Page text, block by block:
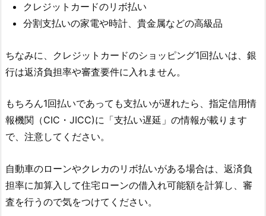
クレジットカードのリボ払い
分割支払いの家電や時計、貴金属などの高級品
ちなみに、クレジットカードのショッピング1回払いは、銀
行は返済負担率や審査要件に入れません。
もちろん1回払いであっても支払いが遅れたら、指定信用情
報機関（CIC・JICC)に「支払い遅延」の情報が載ります
で、注意してください。
自動車のローンやクレカのリボ払いがある場合は、返済負
担率に加算入して住宅ローンの借入れ可能額を計算し、審
査を行うので気をつけてください。